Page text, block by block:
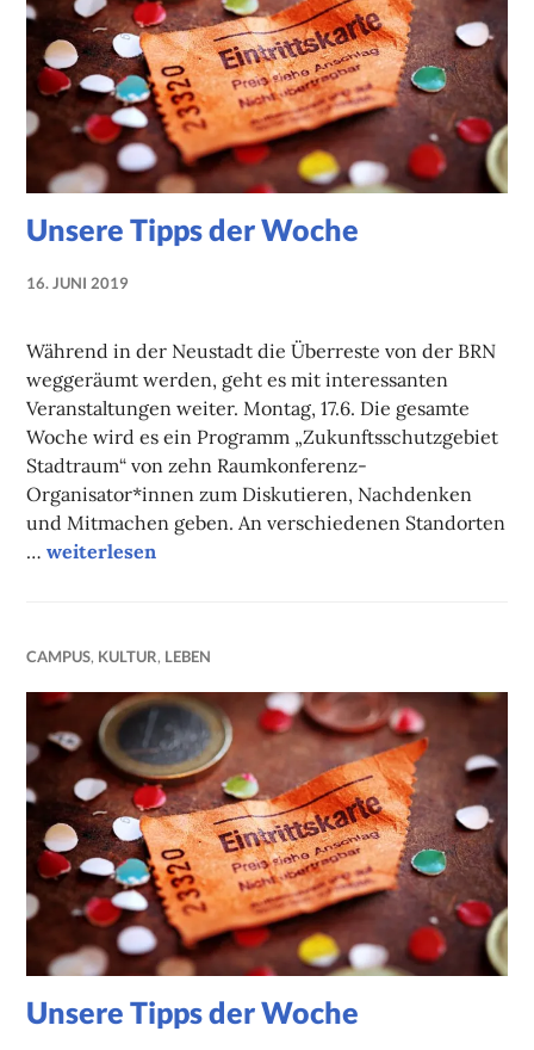
Unsere Tipps der Woche
16. JUNI 2019
Während in der Neustadt die Überreste von der BRN
weggeräumt werden, geht es mit interessanten
Veranstaltungen weiter. Montag, 17.6. Die gesamte
Woche wird es ein Programm „Zukunftsschutzgebiet
Stadtraum“ von zehn Raumkonferenz-
Organisator*innen zum Diskutieren, Nachdenken
und Mitmachen geben. An verschiedenen Standorten
…Unsere Tipps der Woche
weiterlesen
CAMPUS, KULTUR, LEBEN
Unsere Tipps der Woche